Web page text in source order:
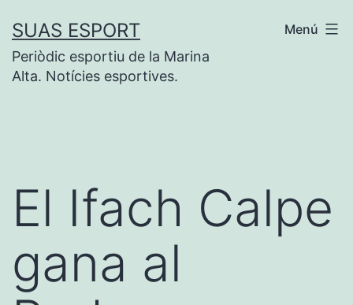
contenido
SUAS ESPORT
Periòdic esportiu de la Marina
Alta. Notícies esportives.
Menú
El Ifach Calpe
gana al